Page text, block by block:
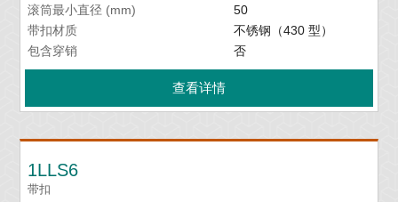
滚筒最小直径 (mm)
50
带扣材质
不锈钢（430 型）
包含穿销
否
查看详情
1LLS6
带扣